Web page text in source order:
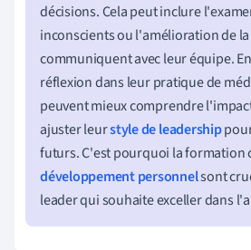
décisions. Cela peut inclure
inconscients ou l'amélioration de
communiquent avec leur équipe.
réflexion dans leur pratique de
peuvent mieux comprendre
ajuster leurstyle de leadership
futurs. C'est pourquoi la formation
développement personnelsont
leader qui souhaite exceller dans